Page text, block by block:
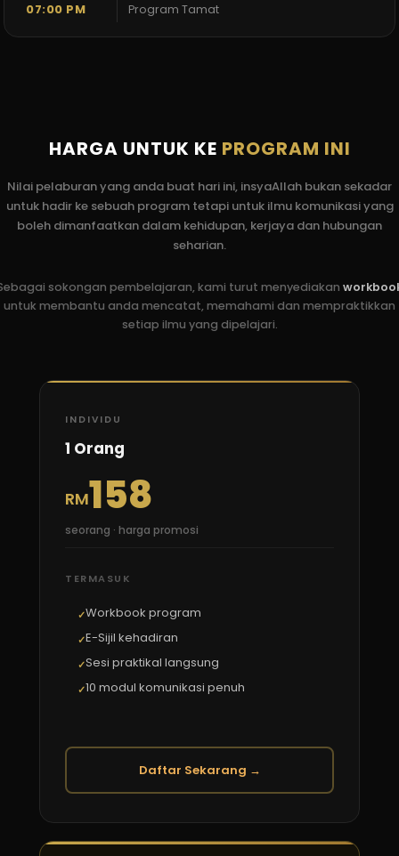
07:00 PM Program Tamat
HARGA UNTUK KE PROGRAM INI
Nilai pelaburan yang anda buat hari ini, insyaAllah bukan sekadar
untuk hadir ke sebuah program tetapi untuk ilmu komunikasi yang
boleh dimanfaatkan dalam kehidupan, kerjaya dan hubungan
seharian.
sokongan pembelajaran, kami turut menyediakan
untuk membantu anda mencatat, memahami dan mempraktikkan
setiap ilmu yang dipelajari.
INDIVIDU
1 Orang
RM158
seorang · harga promosi
TERMASUK
Workbook program
E-Sijil kehadiran
Sesi praktikal langsung
10 modul komunikasi penuh
Daftar Sekarang →